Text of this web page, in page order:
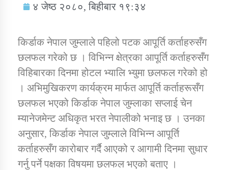
डिभिजन कार्यालय जुम्लाको सुचना सन्देश
कर्णाली प्रविधि शिक्षालय जुम्लाको सुचना
४ जेष्ठ २०८०, बिहीबार १९:३४
किर्डाक नेपाल जुम्लाले पहिलो पटक आपूर्ति कर्ताहरुसँग
छलफल गरेको छ । विभिन्न क्षेत्रका आपूर्ति कर्ताहरुसँग
विहिबारका दिनमा होटल भ्यालि भ्युमा छलफल गरेको हो
। अभिमुखिकरण कार्यक्रम मार्फत आपूर्ति कर्ताहरूसँग
छलफल भएको किर्डाक नेपाल जुम्लाका सप्लाई चेन
म्यानेजमेन्ट अधिकृत भरत नेपालीको भनाइ छ । उनका
अनुसार, किर्डाक नेपाल जुम्लाले विभिन्न आपूर्ति
कर्ताहरुसँग कारोबार गर्दै आएको र आगामी दिनमा सुधार
गर्नु पर्ने पक्षका विषयमा छलफल भएको बताए ।